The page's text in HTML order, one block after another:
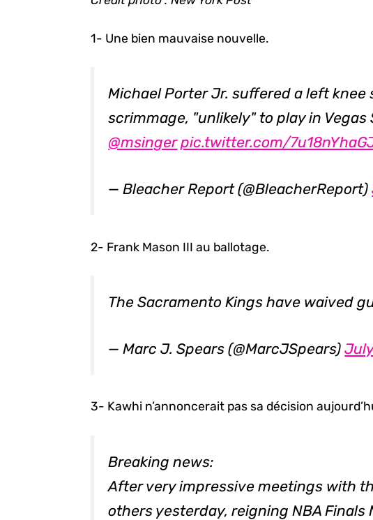
1- Une bien mauvaise nouvelle.
Michael Porter Jr. suffered a left knee
scrimmage, "unlikely" to play in Vegas
@msinger pic.twitter.com/
— Bleacher Report (@BleacherReport)
2- Frank Mason III au ballotage.
The Sacramento Kings have waived
— Marc J. Spears (@MarcJSpears)
3- Kawhi n’annoncerait pas sa décision
Breaking news:
After very impressive meetings with
others yesterday, reigning NBA Finals